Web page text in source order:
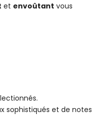
et envoûtant vous
sophistiqués et de notes